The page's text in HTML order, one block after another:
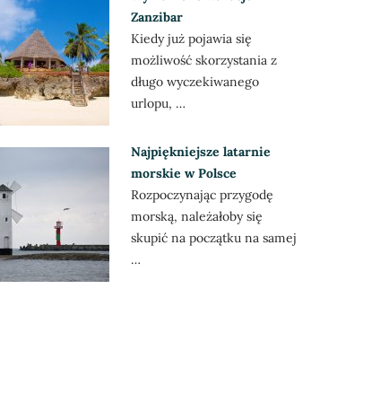
Zanzibar
Kiedy już pojawia się
możliwość skorzystania z
długo wyczekiwanego
urlopu, …
Najpiękniejsze latarnie
morskie w Polsce
Rozpoczynając przygodę
morską, należałoby się
skupić na początku na samej
…